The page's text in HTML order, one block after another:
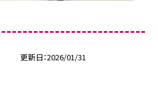
更新日 2026/01/31